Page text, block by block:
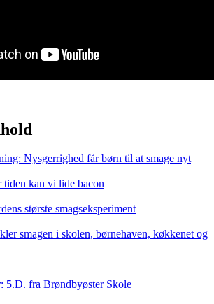
Nysgerrighed får børn til at smage nyt
tiden kan vi lide bacon
største smagseksperiment
smagen i skolen, børnehaven, køkkenet og
5.D. fra Brøndbyøster Skole